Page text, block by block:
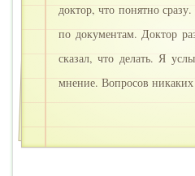
доктор, что понятно
по документам. Доктор
сказал, что делать. Я
мнение. Вопросов никаких